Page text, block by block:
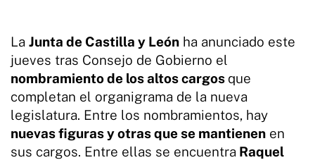
La Junta de Castilla y León ha anunciado este
jueves tras Consejo de Gobierno el
nombramiento de los altos cargos que
completan el organigrama de la nueva
legislatura. Entre los nombramientos, hay
nuevas figuras y otras que se mantienen en
sus cargos. Entre ellas se encuentra Raquel